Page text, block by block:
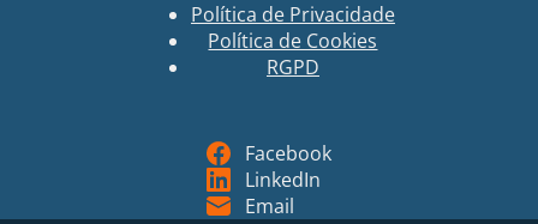
Política de Privacidade
Política de Cookies
RGPD
Facebook
LinkedIn
Email